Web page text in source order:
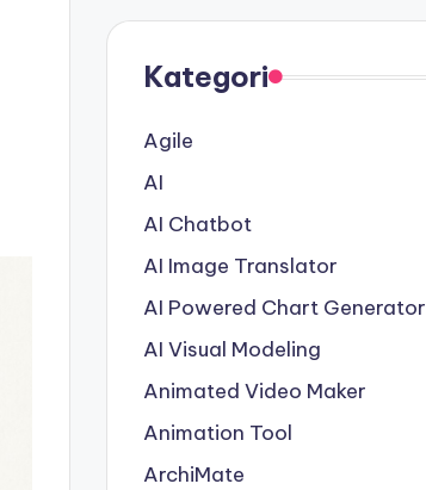
Kategori
Agile
AI
AI Chatbot
AI Image Translator
AI Powered Chart Generator
AI Visual Modeling
Animated Video Maker
Animation Tool
ArchiMate